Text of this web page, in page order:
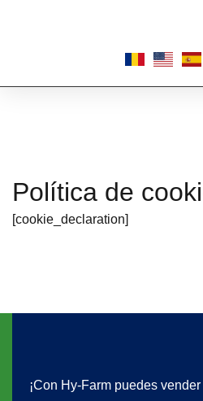
Política de
[cookie_declaration]
¡Con Hy-Farm puedes